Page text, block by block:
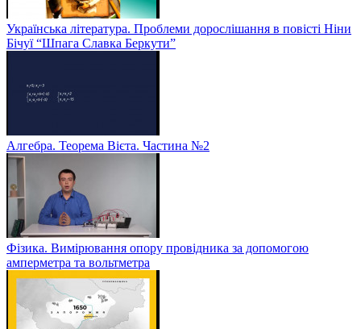
Українська література. Проблеми дорослішання в повісті Ніни
Бічуї “Шпага Славка Беркути”
Алгебра. Теорема Вієта. Частина №2
Фізика. Вимірювання опору провідника за допомогою
амперметра та вольтметра